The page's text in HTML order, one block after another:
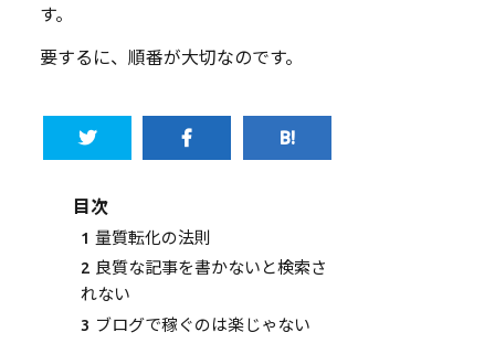
す。
要するに、順番が大切なのです。
目次
1 量質転化の法則
2 良質な記事を書かないと検索さ
れない
3 ブログで稼ぐのは楽じゃない